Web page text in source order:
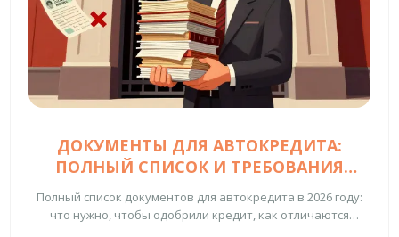
ДОКУМЕНТЫ ДЛЯ АВТОКРЕДИТА:
ПОЛНЫЙ СПИСОК И ТРЕБОВАНИЯ
Полный список документов для автокредита в 2026 году:
что нужно, чтобы одобрили кредит, как отличаются